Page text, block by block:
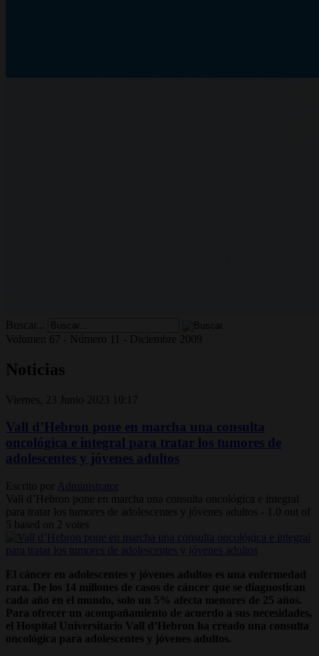
Buscar...
Volumen 67 - Número 11 - Diciembre 2009
Noticias
Viernes, 23 Junio 2023 10:17
Vall d’Hebron pone en marcha una consulta
oncológica e integral para tratar los tumores de
adolescentes y jóvenes adultos
Escrito por
Administrator
Vall d’Hebron pone en marcha una consulta oncológica e integral
para tratar los tumores de adolescentes y jóvenes adultos - 1.0 out of
5 based on 2 votes
El cáncer en adolescentes y jóvenes adultos es una enfermedad
rara. De los 14 millones de casos de cáncer que se diagnostican
cada año en el mundo, solo un 5% afecta menores de 25 años.
Para ofrecer un acompañamiento de acuerdo a sus necesidades,
el Hospital Universitario Vall d’Hebron ha creado una consulta
oncológica para adolescentes y jóvenes adultos.